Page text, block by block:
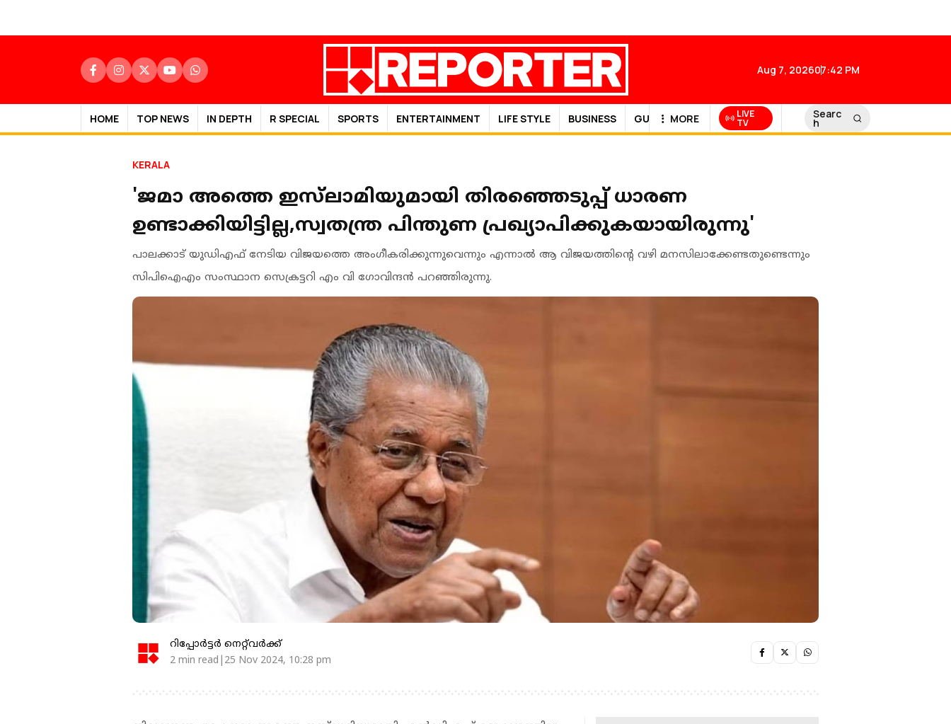
Aug 7, 202607:42 PM
HOME TOP NEWS IN DEPTH R SPECIAL SPORTS ENTERTAINMENT LIFE STYLE BUSINESS GULF NEWS
MORE LIVE
TV
Searc
h
KERALA
'ജമാ അത്തെ ഇസ്‌ലാമിയുമായി തിരഞ്ഞെടുപ്പ് ധാരണ
ഉണ്ടാക്കിയിട്ടില്ല,സ്വതന്ത്ര പിന്തുണ പ്രഖ്യാപിക്കുകയായിരുന്നു'
പാലക്കാട് യുഡിഎഫ് നേടിയ വിജയത്തെ അംഗീകരിക്കുന്നുവെന്നും എന്നാല്‍ ആ വിജയത്തിന്റെ വഴി മനസിലാക്കേണ്ടതുണ്ടെന്നും
സിപിഐഎം സംസ്ഥാന സെക്രട്ടറി എം വി ഗോവിന്ദന്‍ പറഞ്ഞിരുന്നു.
റിപ്പോർട്ടർ നെറ്റ്‌വര്‍ക്ക്‌
2 min read|25 Nov 2024, 10:28 pm